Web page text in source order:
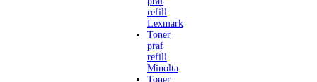
refill
Lexmark
Toner
praf
refill
Minolta
Toner